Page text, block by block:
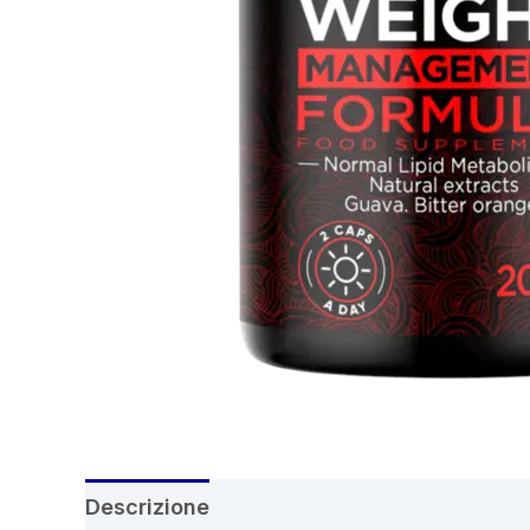
Descrizione